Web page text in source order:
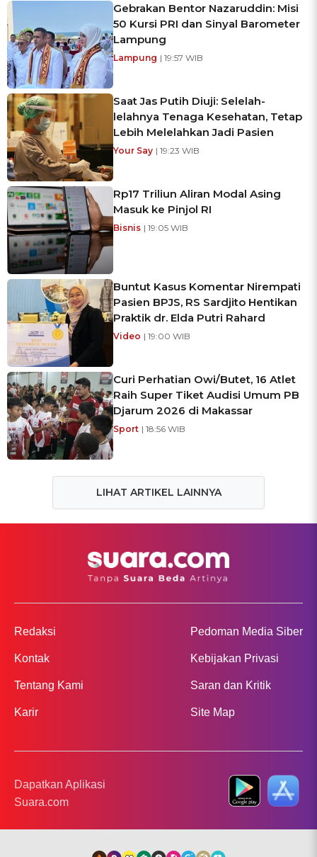
Gebrakan Bentor Nazaruddin: Misi
50 Kursi PRI dan Sinyal Barometer
Lampung
Lampung | 19:57 WIB
Saat Jas Putih Diuji: Selelah-
lelahnya Tenaga Kesehatan, Tetap
Lebih Melelahkan Jadi Pasien
Your Say | 19:23 WIB
Rp17 Triliun Aliran Modal Asing
Masuk ke Pinjol RI
Bisnis | 19:05 WIB
Buntut Kasus Komentar Nirempati
Pasien BPJS, RS Sardjito Hentikan
Praktik dr. Elda Putri Rahard
Video | 19:00 WIB
Curi Perhatian Owi/Butet, 16 Atlet
Raih Super Tiket Audisi Umum PB
Djarum 2026 di Makassar
Sport | 18:56 WIB
LIHAT ARTIKEL LAINNYA
Redaksi
Kontak
Tentang Kami
Karir
Pedoman Media Siber
Kebijakan Privasi
Saran dan Kritik
Site Map
Dapatkan Aplikasi
Suara.com